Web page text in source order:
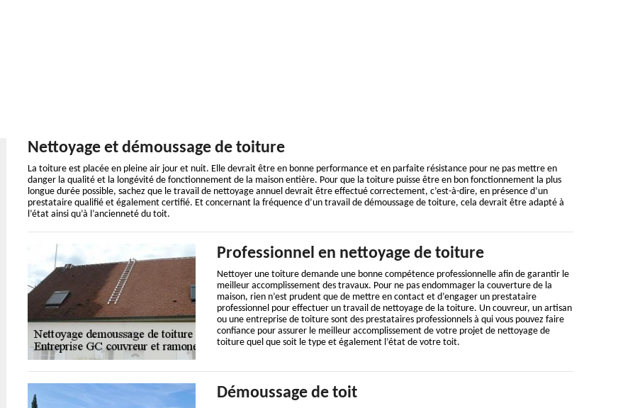
Nettoyage et démoussage de toiture
La toiture est placée en pleine air jour et nuit. Elle devrait être en bonne performance et en parfaite résistance pour ne pas mettre en
danger la qualité et la longévité de fonctionnement de la maison entière. Pour que la toiture puisse être en bon fonctionnement la plus
longue durée possible, sachez que le travail de nettoyage annuel devrait être effectué correctement, c’est-à-dire, en présence d’un
prestataire qualifié et également certifié. Et concernant la fréquence d’un travail de démoussage de toiture, cela devrait être adapté à
l’état ainsi qu’à l’ancienneté du toit.
Professionnel en nettoyage de toiture
Nettoyer une toiture demande une bonne compétence professionnelle afin de garantir le
meilleur accomplissement des travaux. Pour ne pas endommager la couverture de la
maison, rien n’est prudent que de mettre en contact et d’engager un prestataire
professionnel pour effectuer un travail de nettoyage de la toiture. Un couvreur, un artisan
ou une entreprise de toiture sont des prestataires professionnels à qui vous pouvez faire
confiance pour assurer le meilleur accomplissement de votre projet de nettoyage de
toiture quel que soit le type et également l’état de votre toit.
Démoussage de toit